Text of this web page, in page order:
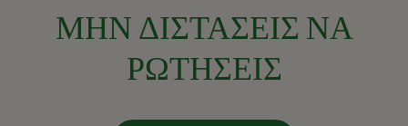
ΜΗΝ ΔΙΣΤΑΣΕΙΣ ΝΑ
ΡΩΤΗΣΕΙΣ